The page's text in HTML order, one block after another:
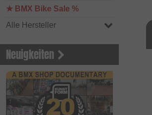
★ BMX Bike Sale %
Alle Hersteller
Neuigkeiten